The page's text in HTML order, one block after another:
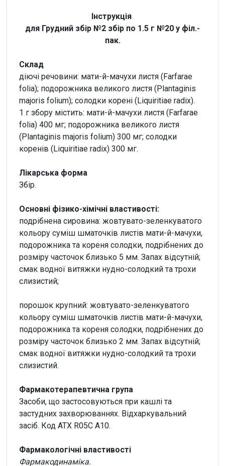
Інструкція
для Грудний збір №2 збір по 1.5 г №20 у філ.-
пак.
Склад
діючі речовини: мати-й-мачухи листя (Farfarae
folia); подорожника великого листя (Plantaginis
majoris folium); солодки корені (Liquiritiae radix).
1 г збору містить: мати-й-мачухи листя (Farfarae
folia) 400 мг; подорожника великого листя
(Plantaginis majoris folium) 300 мг; солодки
коренів (Liquiritiae radix) 300 мг.
Лікарська форма
Збір.
Основні фізико-хімічні властивості:
подрібнена сировина: жовтувато-зеленкуватого
кольору суміш шматочків листів мати-й-мачухи,
подорожника та кореня солодки, подрібнених до
розміру часточок близько 5 мм. Запах відсутній;
смак водної витяжки нудно-солодкий та трохи
слизистий;
порошок крупний: жовтувато-зеленкуватого
кольору суміш шматочків листів мати-й-мачухи,
подорожника та кореня солодки, подрібнених до
розміру часточок близько 2 мм. Запах відсутній;
смак водної витяжки нудно-солодкий та трохи
слизистий.
Фармакотерапевтична група
Засоби, що застосовуються при кашлі та
застудних захворюваннях. Відхаркувальний
засіб. Код АТХ R05С А10.
Фармакологічні властивості
Фармакодинаміка.